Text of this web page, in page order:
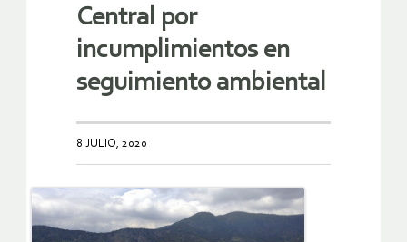
Central por
incumplimientos en
seguimiento ambiental
8 JULIO, 2020